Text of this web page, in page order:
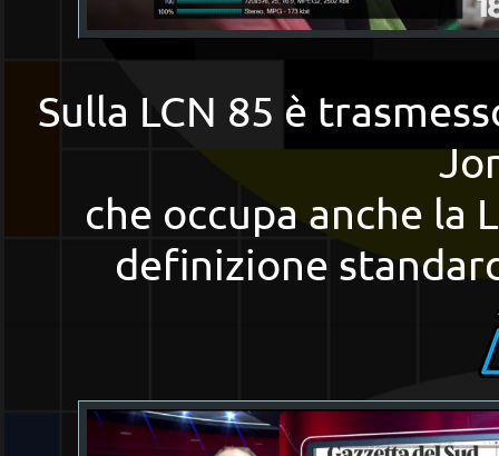
Sulla LCN 85 è
che occupa anche la
definizione